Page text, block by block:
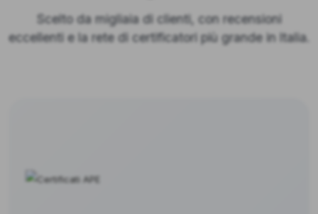
Scelto da migliaia di clienti, con recensioni
eccellenti e la rete di certificatori più grande in Italia.